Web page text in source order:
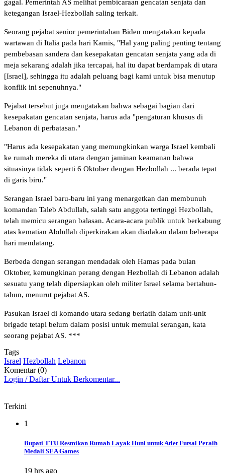
gagal. Pemerintah AS melihat pembicaraan gencatan senjata dan
ketegangan Israel-Hezbollah saling terkait.
Seorang pejabat senior pemerintahan Biden mengatakan kepada
wartawan di Italia pada hari Kamis, "Hal yang paling penting tentang
pembebasan sandera dan kesepakatan gencatan senjata yang ada di
meja sekarang adalah jika tercapai, hal itu dapat berdampak di utara
[Israel], sehingga itu adalah peluang bagi kami untuk bisa menutup
konflik ini sepenuhnya."
Pejabat tersebut juga mengatakan bahwa sebagai bagian dari
kesepakatan gencatan senjata, harus ada "pengaturan khusus di
Lebanon di perbatasan."
"Harus ada kesepakatan yang memungkinkan warga Israel kembali
ke rumah mereka di utara dengan jaminan keamanan bahwa
situasinya tidak seperti 6 Oktober dengan Hezbollah ... berada tepat
di garis biru."
Serangan Israel baru-baru ini yang menargetkan dan membunuh
komandan Taleb Abdullah, salah satu anggota tertinggi Hezbollah,
telah memicu serangan balasan. Acara-acara publik untuk berkabung
atas kematian Abdullah diperkirakan akan diadakan dalam beberapa
hari mendatang.
Berbeda dengan serangan mendadak oleh Hamas pada bulan
Oktober, kemungkinan perang dengan Hezbollah di Lebanon adalah
sesuatu yang telah dipersiapkan oleh militer Israel selama bertahun-
tahun, menurut pejabat AS.
Pasukan Israel di komando utara sedang berlatih dalam unit-unit
brigade tetapi belum dalam posisi untuk memulai serangan, kata
seorang pejabat AS. ***
Tags
Israel Hezbollah Lebanon
Komentar (0)
Login / Daftar Untuk Berkomentar...
Terkini
1
Bupati TTU Resmikan Rumah Layak Huni untuk Atlet Futsal Peraih
Medali SEA Games
19 hrs ago